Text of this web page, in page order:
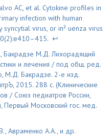
AC, et al. Cytokine profiles in
infection with human
virus, or in² uenza virus
↩
Бакрадзе М.Д. Лихорадящий
и лечения / под общ. ред.
М.Д. Бакрадзе. 2-е изд.
2015. 288 с. (Клинические
/ Союз педиатров России,
Первый Московский гос. мед.
Авраменко А.А., и др.